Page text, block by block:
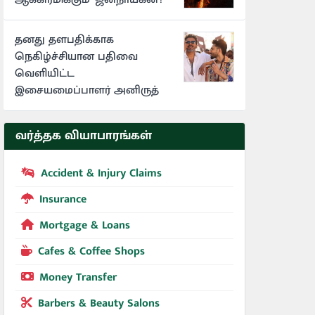
தனது தளபதிக்காக
நெகிழ்ச்சியான பதிவை
வெளியிட்ட
இசையமைப்பாளர் அனிருத்
வர்த்தக வியாபாரங்கள்
Accident & Injury Claims
Insurance
Mortgage & Loans
Cafes & Coffee Shops
Money Transfer
Barbers & Beauty Salons